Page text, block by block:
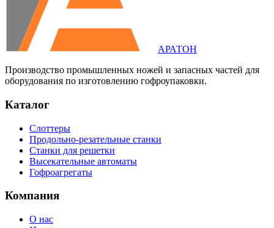
АРАТОН
Производство промышленных ножей и запасных частей для
оборудования по изготовлению гофроупаковки.
Каталог
Слоттеры
Продольно-резательные станки
Станки для решетки
Высекательные автоматы
Гофроагрегаты
Компания
О нас